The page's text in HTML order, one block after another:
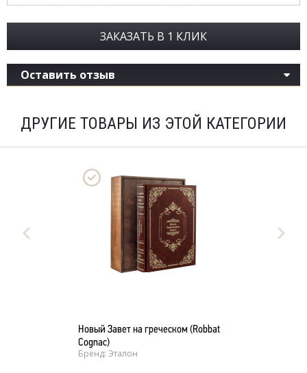
ЗАКАЗАТЬ В 1 КЛИК
Оставить отзыв
ДРУГИЕ ТОВАРЫ ИЗ ЭТОЙ КАТЕГОРИИ
Новый Завет на греческом (Robbat
Cognac)
Бренд: Эталон